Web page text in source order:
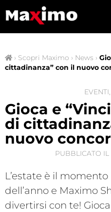
› Scopri Maximo › News ›
cittadinanza” con il nuovo
EVENTI,
Gioca e
di
nuovo
PUBBLICATO IL
L’estate è il
dell’anno e Maximo
divertirsi con te!